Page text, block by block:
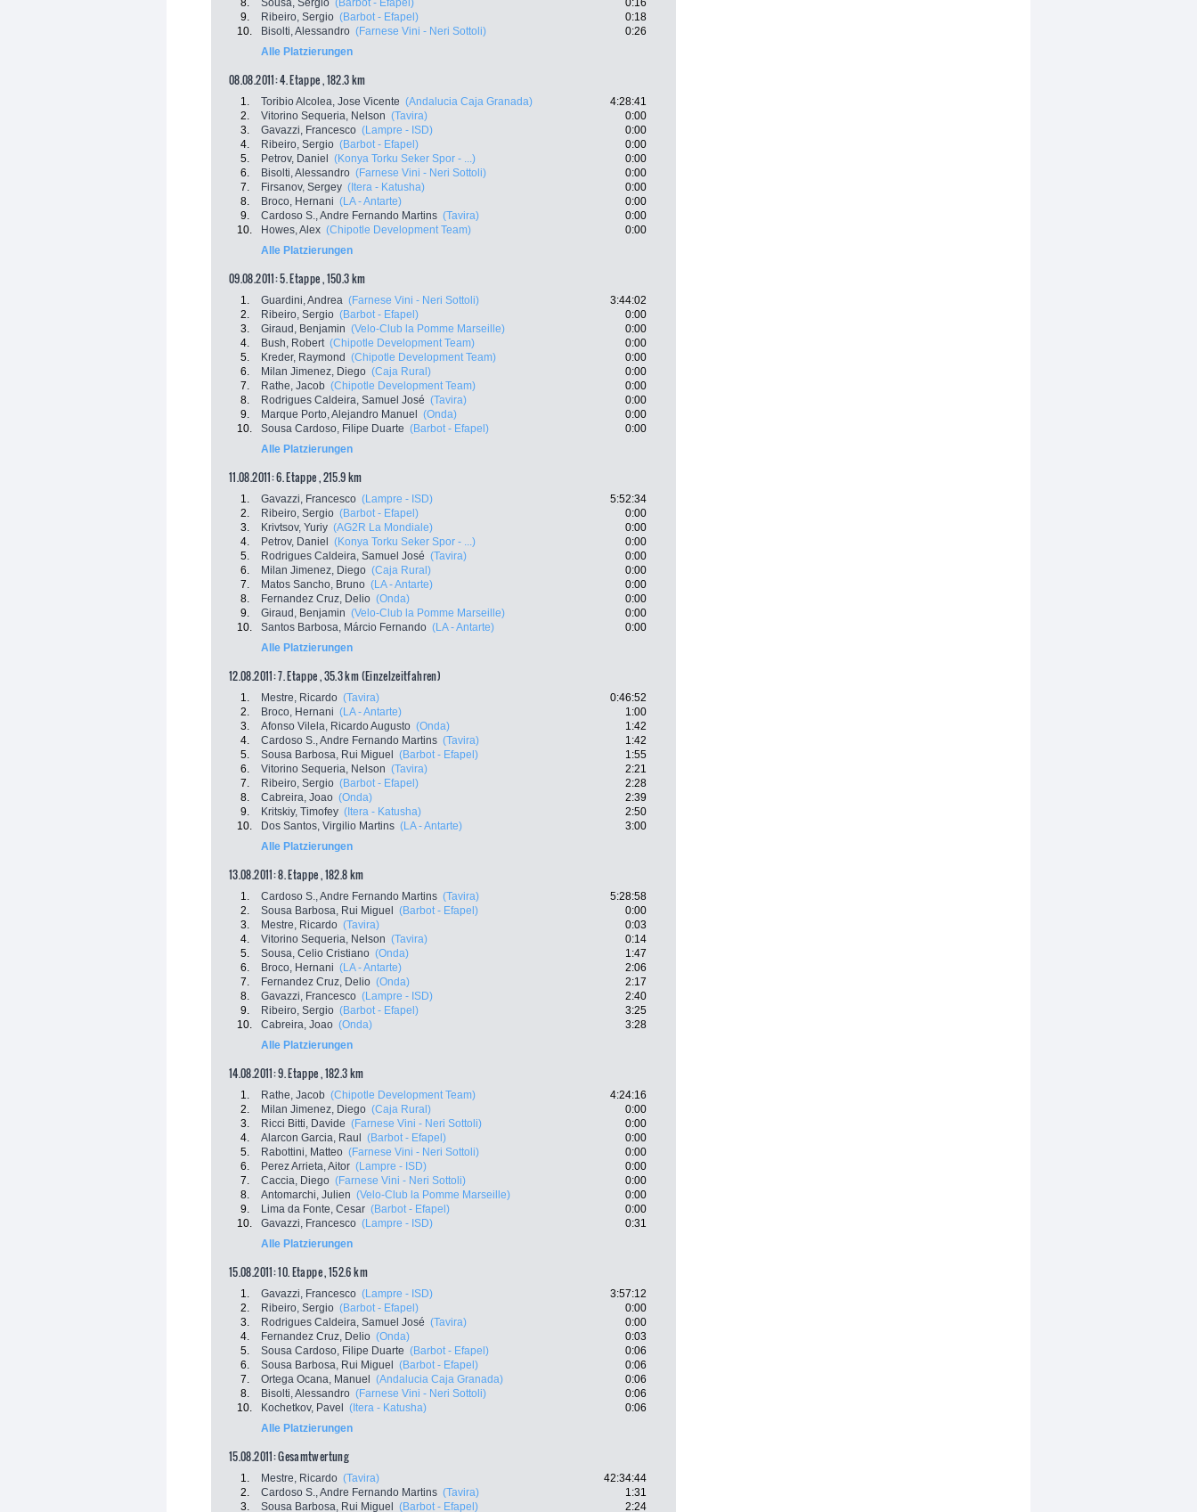
8.
Sousa, Sergio (Barbot - Efapel)
0:16
9.
Ribeiro, Sergio (Barbot - Efapel)
0:18
10.
Bisolti, Alessandro (Farnese Vini - Neri Sottoli)
0:26
Alle Platzierungen
08.08.2011: 4. Etappe , 182.3 km
1. Toribio Alcolea, Jose Vicente (Andalucia Caja Granada)
4:28:41
2.
Vitorino Sequeria, Nelson (Tavira)
0:00
3.
Gavazzi, Francesco (Lampre - ISD)
0:00
4.
Ribeiro, Sergio (Barbot - Efapel)
0:00
5.
Petrov, Daniel (Konya Torku Seker Spor - ...)
0:00
6.
Bisolti, Alessandro (Farnese Vini - Neri Sottoli)
0:00
7.
Firsanov, Sergey (Itera - Katusha)
0:00
8.
Broco, Hernani (LA - Antarte)
0:00
9.
Cardoso S., Andre Fernando Martins (Tavira)
0:00
10.
Howes, Alex (Chipotle Development Team)
0:00
Alle Platzierungen
09.08.2011: 5. Etappe , 150.3 km
1. Guardini, Andrea (Farnese Vini - Neri Sottoli)
3:44:02
2.
Ribeiro, Sergio (Barbot - Efapel)
0:00
3.
Giraud, Benjamin (Velo-Club la Pomme Marseille)
0:00
4.
Bush, Robert (Chipotle Development Team)
0:00
5.
Kreder, Raymond (Chipotle Development Team)
0:00
6.
Milan Jimenez, Diego (Caja Rural)
0:00
7.
Rathe, Jacob (Chipotle Development Team)
0:00
8.
Rodrigues Caldeira, Samuel José (Tavira)
0:00
9.
Marque Porto, Alejandro Manuel (Onda)
0:00
10.
Sousa Cardoso, Filipe Duarte (Barbot - Efapel)
0:00
Alle Platzierungen
11.08.2011: 6. Etappe , 215.9 km
1. Gavazzi, Francesco (Lampre - ISD)
5:52:34
2.
Ribeiro, Sergio (Barbot - Efapel)
0:00
3.
Krivtsov, Yuriy (AG2R La Mondiale)
0:00
4.
Petrov, Daniel (Konya Torku Seker Spor - ...)
0:00
5.
Rodrigues Caldeira, Samuel José (Tavira)
0:00
6.
Milan Jimenez, Diego (Caja Rural)
0:00
7.
Matos Sancho, Bruno (LA - Antarte)
0:00
8.
Fernandez Cruz, Delio (Onda)
0:00
9.
Giraud, Benjamin (Velo-Club la Pomme Marseille)
0:00
10.
Santos Barbosa, Márcio Fernando (LA - Antarte)
0:00
Alle Platzierungen
12.08.2011: 7. Etappe , 35.3 km (Einzelzeitfahren)
1. Mestre, Ricardo (Tavira)
0:46:52
2.
Broco, Hernani (LA - Antarte)
1:00
3.
Afonso Vilela, Ricardo Augusto (Onda)
1:42
4.
Cardoso S., Andre Fernando Martins (Tavira)
1:42
5.
Sousa Barbosa, Rui Miguel (Barbot - Efapel)
1:55
6.
Vitorino Sequeria, Nelson (Tavira)
2:21
7.
Ribeiro, Sergio (Barbot - Efapel)
2:28
8.
Cabreira, Joao (Onda)
2:39
9.
Kritskiy, Timofey (Itera - Katusha)
2:50
10.
Dos Santos, Virgilio Martins (LA - Antarte)
3:00
Alle Platzierungen
13.08.2011: 8. Etappe , 182.8 km
1. Cardoso S., Andre Fernando Martins (Tavira)
5:28:58
2.
Sousa Barbosa, Rui Miguel (Barbot - Efapel)
0:00
3.
Mestre, Ricardo (Tavira)
0:03
4.
Vitorino Sequeria, Nelson (Tavira)
0:14
5.
Sousa, Celio Cristiano (Onda)
1:47
6.
Broco, Hernani (LA - Antarte)
2:06
7.
Fernandez Cruz, Delio (Onda)
2:17
8.
Gavazzi, Francesco (Lampre - ISD)
2:40
9.
Ribeiro, Sergio (Barbot - Efapel)
3:25
10.
Cabreira, Joao (Onda)
3:28
Alle Platzierungen
14.08.2011: 9. Etappe , 182.3 km
1. Rathe, Jacob (Chipotle Development Team)
4:24:16
2.
Milan Jimenez, Diego (Caja Rural)
0:00
3.
Ricci Bitti, Davide (Farnese Vini - Neri Sottoli)
0:00
4.
Alarcon Garcia, Raul (Barbot - Efapel)
0:00
5.
Rabottini, Matteo (Farnese Vini - Neri Sottoli)
0:00
6.
Perez Arrieta, Aitor (Lampre - ISD)
0:00
7.
Caccia, Diego (Farnese Vini - Neri Sottoli)
0:00
8.
Antomarchi, Julien (Velo-Club la Pomme Marseille)
0:00
9.
Lima da Fonte, Cesar (Barbot - Efapel)
0:00
10.
Gavazzi, Francesco (Lampre - ISD)
0:31
Alle Platzierungen
15.08.2011: 10. Etappe , 152.6 km
1. Gavazzi, Francesco (Lampre - ISD)
3:57:12
2.
Ribeiro, Sergio (Barbot - Efapel)
0:00
3.
Rodrigues Caldeira, Samuel José (Tavira)
0:00
4.
Fernandez Cruz, Delio (Onda)
0:03
5.
Sousa Cardoso, Filipe Duarte (Barbot - Efapel)
0:06
6.
Sousa Barbosa, Rui Miguel (Barbot - Efapel)
0:06
7.
Ortega Ocana, Manuel (Andalucia Caja Granada)
0:06
8.
Bisolti, Alessandro (Farnese Vini - Neri Sottoli)
0:06
10.
Kochetkov, Pavel (Itera - Katusha)
0:06
Alle Platzierungen
15.08.2011: Gesamtwertung
1. Mestre, Ricardo (Tavira)
42:34:44
2.
Cardoso S., Andre Fernando Martins (Tavira)
1:31
3.
Sousa Barbosa, Rui Miguel (Barbot - Efapel) 2:24